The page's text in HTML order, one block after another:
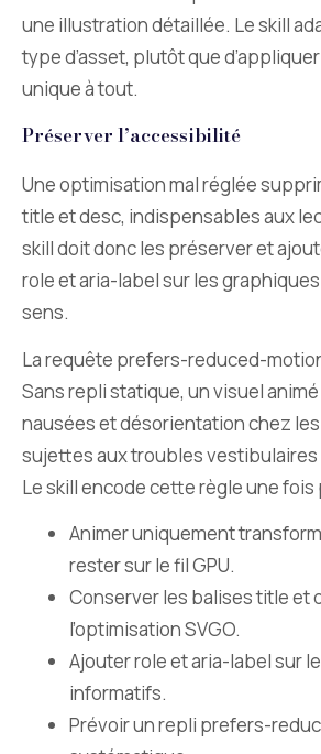
une illustration détaillée. Le skill
type d’asset, plutôt que
unique à tout.
Préserver l’accessibilité
Une optimisation mal réglée
title et desc, indispensables aux
skill doit donc les préserver et
role et aria-label sur les
sens.
La requête prefers-reduced-
Sans repli statique, un visuel
nausées et désorientation chez
sujettes aux troubles vestibulaires
Le skill encode cette règle une
Animer uniquement
rester sur le fil GPU.
Conserver les balises title et
l’optimisation SVGO.
Ajouter role et aria-label sur
informatifs.
Prévoir un repli prefers-